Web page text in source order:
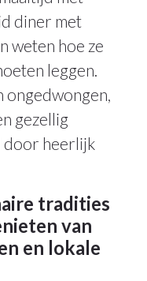
diner met
weten hoe ze
leggen.
ongedwongen,
gezellig
door heerlijk
tradities
van
en lokale